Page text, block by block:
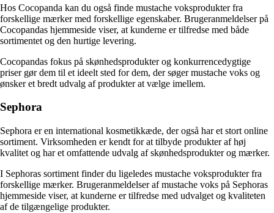
Hos Cocopanda kan du også finde mustache voksprodukter fra
forskellige mærker med forskellige egenskaber. Brugeranmeldelser på
Cocopandas hjemmeside viser, at kunderne er tilfredse med både
sortimentet og den hurtige levering.
Cocopandas fokus på skønhedsprodukter og konkurrencedygtige
priser gør dem til et ideelt sted for dem, der søger mustache voks og
ønsker et bredt udvalg af produkter at vælge imellem.
Sephora
Sephora er en international kosmetikkæde, der også har et stort online
sortiment. Virksomheden er kendt for at tilbyde produkter af høj
kvalitet og har et omfattende udvalg af skønhedsprodukter og mærker.
I Sephoras sortiment finder du ligeledes mustache voksprodukter fra
forskellige mærker. Brugeranmeldelser af mustache voks på Sephoras
hjemmeside viser, at kunderne er tilfredse med udvalget og kvaliteten
af de tilgængelige produkter.